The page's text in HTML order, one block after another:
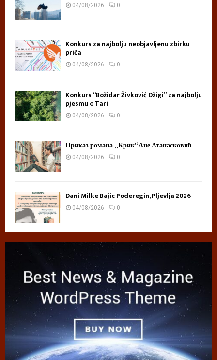
04/08/2026 0
Konkurs za najbolju neobjavljenu zbirku
priča
04/08/2026 0
Konkurs “Božidar Živković Džigi” za najbolju
pjesmu o Tari
04/08/2026 0
Приказ романа „Крик“ Ане Атанасковић
04/08/2026 0
Dani Milke Bajic Poderegin, Pljevlja 2026
04/08/2026 0